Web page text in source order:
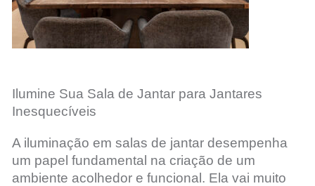
Ilumine Sua Sala de Jantar para Jantares
Inesquecíveis
A iluminação em salas de jantar desempenha
um papel fundamental na criação de um
ambiente acolhedor e funcional. Ela vai muito